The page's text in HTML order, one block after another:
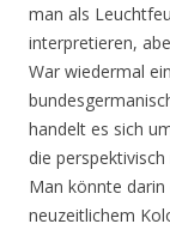
man als
interpretieren,
War wiedermal
handelt es sich
die
Man könnte
neuzeitlichem